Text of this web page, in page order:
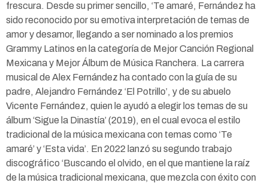
frescura. Desde su primer sencillo, ‘Te amaré, Fernández ha
sido reconocido por su emotiva interpretación de temas de
amor y desamor, llegando a ser nominado a los premios
Grammy Latinos en la categoría de Mejor Canción Regional
Mexicana y Mejor Álbum de Música Ranchera. La carrera
musical de Alex Fernández ha contado con la guía de su
padre, Alejandro Fernández ‘El Potrillo’, y de su abuelo
Vicente Fernández, quien le ayudó a elegir los temas de su
álbum ‘Sigue la Dinastía’ (2019), en el cual evoca el estilo
tradicional de la música mexicana con temas como ‘Te
amaré’ y ‘Esta vida’. En 2022 lanzó su segundo trabajo
discográfico ‘Buscando el olvido, en el que mantiene la raíz
de la música tradicional mexicana, que mezcla con éxito con